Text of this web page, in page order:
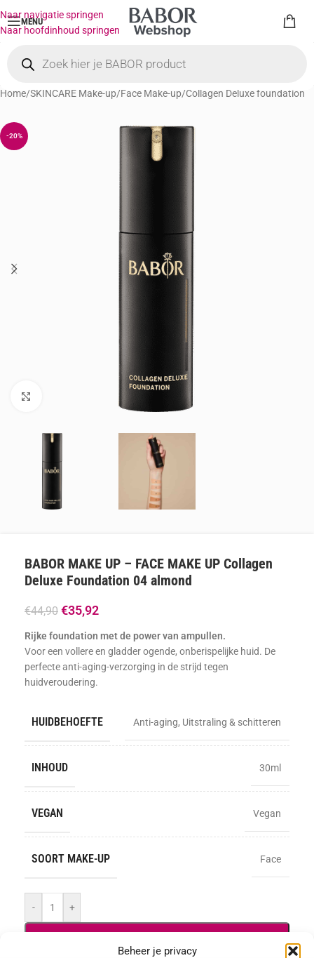
Beheer je privacy
Naar navigatie springen
Naar hoofdinhoud springen
MENU
Home/SKINCARE Make-up/Face Make-up/Collagen Deluxe foundation
-20%
BABOR MAKE UP – FACE MAKE UP Collagen
Deluxe Foundation 04 almond
€44,90 €35,92
Rijke foundation met de power van ampullen.
Voor een vollere en gladder ogende, onberispelijke huid. De
perfecte anti-aging-verzorging in de strijd tegen
huidveroudering.
HUIDBEHOEFTE Anti-aging, Uitstraling & schitteren
INHOUD 30ml
VEGAN Vegan
SOORT MAKE-UP Face
- +